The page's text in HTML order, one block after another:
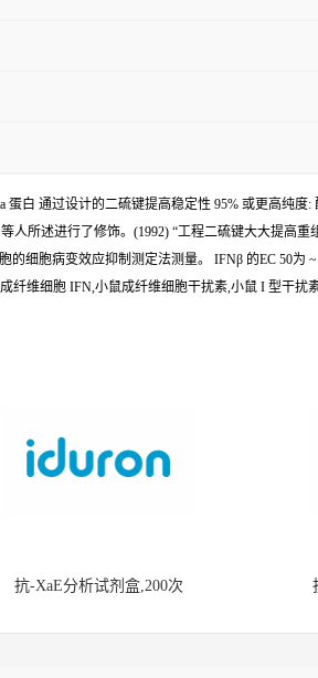
白 通过设计的二硫键提高稳定性 95% 或更高纯度
所述进行了修饰。(1992) “工程二硫键大大提高重
细胞病变效应抑制测定法测量。 IFNβ 的EC 50为
纤维细胞 IFN,小鼠成纤维细胞干扰素,小鼠 I 型干扰
抗-XaE分析试剂盒,200次